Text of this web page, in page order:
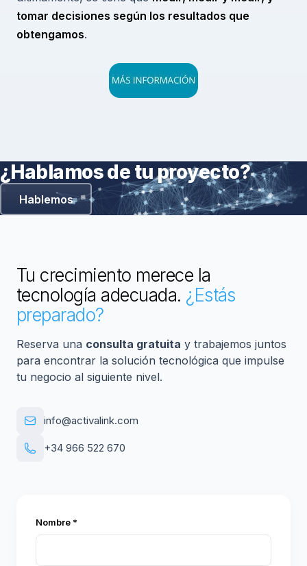
tomar decisiones según los resultados que
obtengamos.
¿Hablamos de tu proyecto?
Hablemos
Tu crecimiento merece la
tecnología adecuada. ¿Estás
preparado?
Reserva una consulta gratuita y trabajemos juntos
para encontrar la solución tecnológica que impulse
tu negocio al siguiente nivel.
info@activalink.com
+34 966 522 670
Nombre *